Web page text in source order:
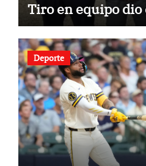
Tiro en equipo dio
Deporte